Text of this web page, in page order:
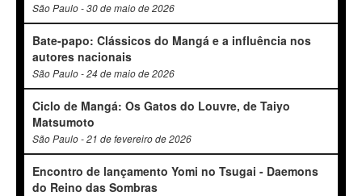
São Paulo - 30 de maio de 2026
Bate-papo: Clássicos do Mangá e a influência nos
autores nacionais
São Paulo - 24 de maio de 2026
Ciclo de Mangá: Os Gatos do Louvre, de Taiyo
Matsumoto
São Paulo - 21 de fevereiro de 2026
Encontro de lançamento Yomi no Tsugai - Daemons
do Reino das Sombras